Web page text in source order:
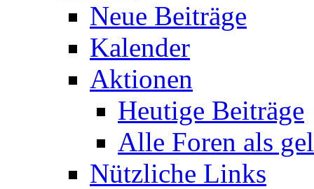
Neue Beiträge
Kalender
Aktionen
Heutige Beiträge
Alle Foren als
Nützliche Links